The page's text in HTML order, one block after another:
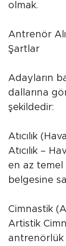
olmak.
Antrenör
Şartlar
Adayların
dallarına
şekildedir:
Atıcılık
Atıcılık –
en az temel
belgesine
Cimnastik
Artistik
antrenörlük